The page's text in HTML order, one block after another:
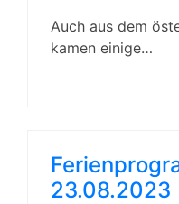
Auch aus dem
kamen einige…
23.08.2023